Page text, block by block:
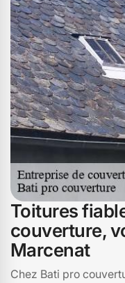
locale à 15190, d'un
toiture qui résiste aux
Bati pro couverture à
rénovation et
votre maison la
Toitures
couverture,
Marcenat
Chez Bati pro